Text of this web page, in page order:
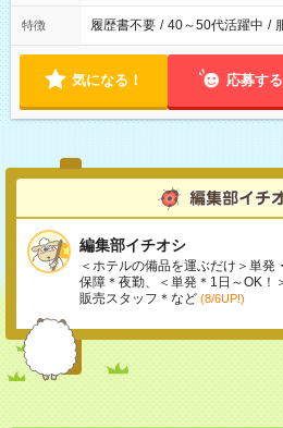
特徴 履歴書不要 / 40～50代活躍中 /
気になる！ 応募する
編集部イチオシ
＜ホテルの備品を運ぶだけ＞単発
保障＊夜勤、＜単発＊1日～OK！
販売スタッフ＊など (8/6UP!)